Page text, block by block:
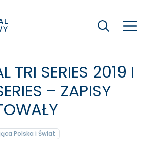
Szukaj
TRI SERIES 2019 I
– ZAPISY
Polska i Świat